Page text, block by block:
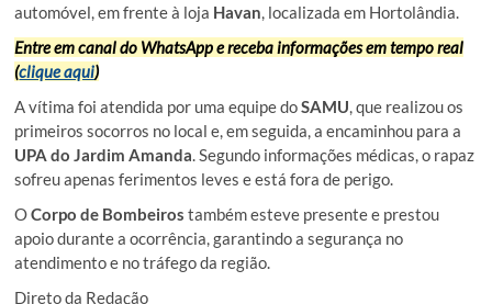
automóvel, em frente à loja Havan, localizada em Hortolândia.
Entre em canal do WhatsApp e receba informações em tempo real
(clique aqui)
A vítima foi atendida por uma equipe doSAMU, que realizou os
primeiros socorros no local e, em seguida, a encaminhou para a
UPA do Jardim Amanda. Segundo informações médicas, o rapaz
sofreu apenas ferimentos leves e está fora de perigo.
OCorpo de Bombeiros também esteve presente e prestou
apoio durante a ocorrência, garantindo a segurança no
atendimento e no tráfego da região.
Direto da Redação